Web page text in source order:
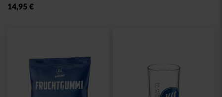
14,95 €